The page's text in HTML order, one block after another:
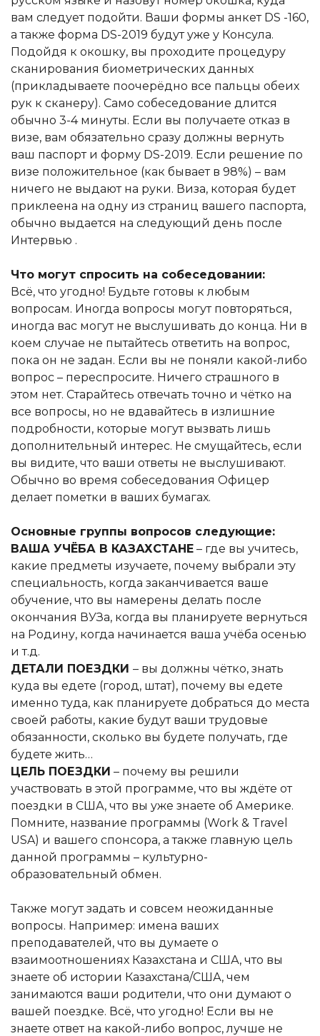
вам следует подойти. Ваши формы анкет DS -160,
а также форма DS-2019 будут уже у Консула.
Подойдя к окошку, вы проходите процедуру
сканирования биометрических данных
(прикладываете поочерёдно все пальцы обеих
рук к сканеру). Само собеседование длится
обычно 3-4 минуты. Если вы получаете отказ в
визе, вам обязательно сразу должны вернуть
ваш паспорт и форму DS-2019. Если решение по
визе положительное (как бывает в 98%) – вам
ничего не выдают на руки. Виза, которая будет
приклеена на одну из страниц вашего паспорта,
обычно выдается на следующий день после
Интервью .
Что могут спросить на собеседовании:
Всё, что угодно! Будьте готовы к любым
вопросам. Иногда вопросы могут повторяться,
иногда вас могут не выслушивать до конца. Ни в
коем случае не пытайтесь ответить на вопрос,
пока он не задан. Если вы не поняли какой-либо
вопрос – переспросите. Ничего страшного в
этом нет. Старайтесь отвечать точно и чётко на
все вопросы, но не вдавайтесь в излишние
подробности, которые могут вызвать лишь
дополнительный интерес. Не смущайтесь, если
вы видите, что ваши ответы не выслушивают.
Обычно во время собеседования Офицер
делает пометки в ваших бумагах.
Основные группы вопросов следующие:
ВАША УЧЁБА В КАЗАХСТАНЕ – где вы учитесь,
какие предметы изучаете, почему выбрали эту
специальность, когда заканчивается ваше
обучение, что вы намерены делать после
окончания ВУЗа, когда вы планируете вернуться
на Родину, когда начинается ваша учёба осенью
и т.д.
ДЕТАЛИ ПОЕЗДКИ – вы должны чётко, знать
куда вы едете (город, штат), почему вы едете
именно туда, как планируете добраться до места
своей работы, какие будут ваши трудовые
обязанности, сколько вы будете получать, где
будете жить…
ЦЕЛЬ ПОЕЗДКИ – почему вы решили
участвовать в этой программе, что вы ждёте от
поездки в США, что вы уже знаете об Америке.
Помните, название программы (Work & Travel
USA) и вашего спонсора, а также главную цель
данной программы – культурно-
образовательный обмен.
Также могут задать и совсем неожиданные
вопросы. Например: имена ваших
преподавателей, что вы думаете о
взаимоотношениях Казахстана и США, что вы
знаете об истории Казахстана/США, чем
занимаются ваши родители, что они думают о
вашей поездке. Всё, что угодно! Если вы не
знаете ответ на какой-либо вопрос, лучше не